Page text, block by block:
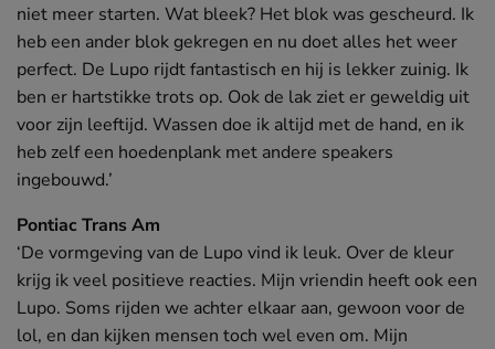
niet meer starten. Wat bleek? Het blok was gescheurd. Ik
heb een ander blok gekregen en nu doet alles het weer
perfect. De Lupo rijdt fantastisch en hij is lekker zuinig. Ik
ben er hartstikke trots op. Ook de lak ziet er geweldig uit
voor zijn leeftijd. Wassen doe ik altijd met de hand, en ik
heb zelf een hoedenplank met andere speakers
ingebouwd.’
Pontiac Trans Am
‘De vormgeving van de Lupo vind ik leuk. Over de kleur
krijg ik veel positieve reacties. Mijn vriendin heeft ook een
Lupo. Soms rijden we achter elkaar aan, gewoon voor de
lol, en dan kijken mensen toch wel even om. Mijn